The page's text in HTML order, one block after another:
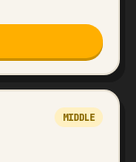
MIDDLE